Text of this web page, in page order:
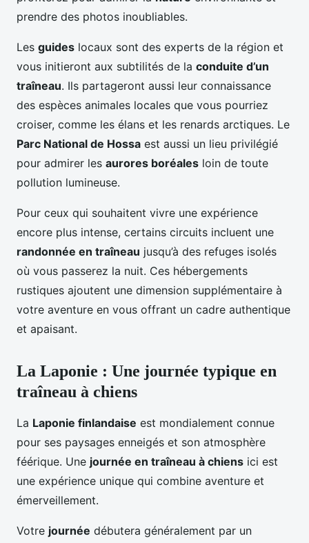
prendre des photos inoubliables.
Les guides locaux sont des experts de la région et
vous initieront aux subtilités de la conduite d’un
traîneau. Ils partageront aussi leur connaissance
des espèces animales locales que vous pourriez
croiser, comme les élans et les renards arctiques. Le
Parc National de Hossa est aussi un lieu privilégié
pour admirer les aurores boréales loin de toute
pollution lumineuse.
Pour ceux qui souhaitent vivre une expérience
encore plus intense, certains circuits incluent une
randonnée en traîneau jusqu’à des refuges isolés
où vous passerez la nuit. Ces hébergements
rustiques ajoutent une dimension supplémentaire à
votre aventure en vous offrant un cadre authentique
et apaisant.
La Laponie : Une journée typique en
traîneau à chiens
La Laponie finlandaise est mondialement connue
pour ses paysages enneigés et son atmosphère
féérique. Une journée en traîneau à chiens ici est
une expérience unique qui combine aventure et
émerveillement.
Votre journée débutera généralement par un